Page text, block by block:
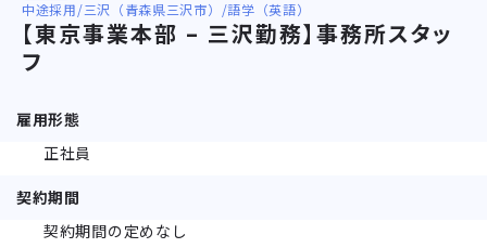
中途採用 三沢（青森県三沢市） 語学（英語）
【東京事業本部 – 三沢勤務】事務所スタッ
フ
雇用形態
正社員
契約期間
契約期間の定めなし